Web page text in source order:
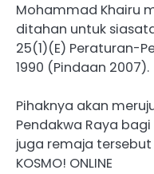
Mohammad Khairu
ditahan untuk
25(1)(E) Peraturan-
1990 (Pindaan 2007).
Pihaknya akan
Pendakwa Raya
juga remaja
KOSMO! ONLINE